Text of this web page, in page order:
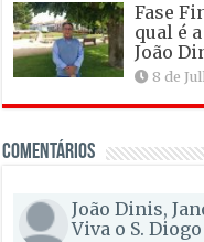
Fase
qual é
João
8 de
Comentários
João Dinis,
Viva o S.